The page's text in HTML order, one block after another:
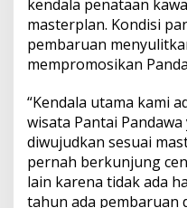
kendala penataan
masterplan. Kondisi
pembaruan
mempromosikan
“Kendala utama kami
wisata Pantai
diwujudkan sesuai
pernah berkunjung
lain karena tidak ada
tahun ada pembaruan